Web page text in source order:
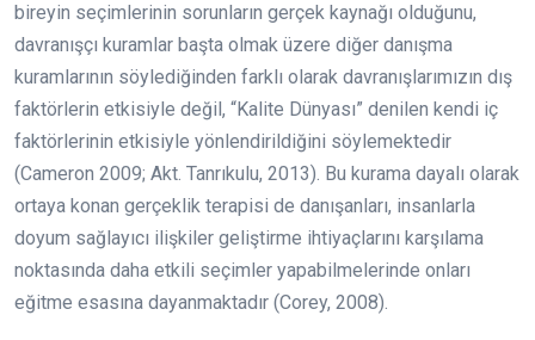
bireyin seçimlerinin sorunların gerçek kaynağı olduğunu,
davranışçı kuramlar başta olmak üzere diğer danışma
kuramlarının söylediğinden farklı olarak davranışlarımızın dış
faktörlerin etkisiyle değil, “Kalite Dünyası” denilen kendi iç
faktörlerinin etkisiyle yönlendirildiğini söylemektedir
(Cameron 2009; Akt. Tanrıkulu, 2013). Bu kurama dayalı olarak
ortaya konan gerçeklik terapisi de danışanları, insanlarla
doyum sağlayıcı ilişkiler geliştirme ihtiyaçlarını karşılama
noktasında daha etkili seçimler yapabilmelerinde onları
eğitme esasına dayanmaktadır (Corey, 2008).